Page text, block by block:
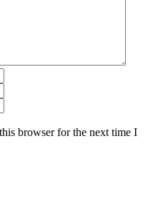
browser for the next time I